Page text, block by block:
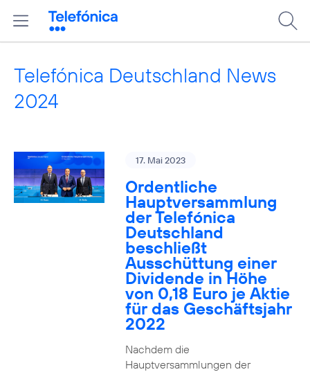
Telefónica Deutschland News
2024
17. Mai 2023
Ordentliche
Hauptversammlung
der Telefónica
Deutschland
beschließt
Ausschüttung einer
Dividende in Höhe
von 0,18 Euro je Aktie
für das Geschäftsjahr
2022
Nachdem die
Hauptversammlungen der